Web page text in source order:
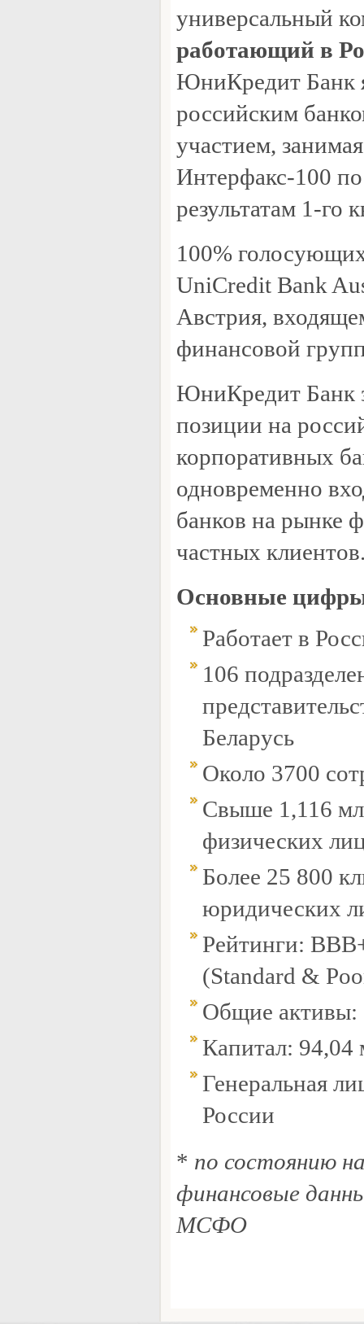
универсальный
работающий в
ЮниКредит Банк
российским
участием,
Интерфакс-100
результатам 1-го
100%
UniCredit Bank
Австрия,
финансовой
ЮниКредит Банк
позиции на
корпоративных
одновременно
банков на рынке
частных
Основные
Работает в
106
Беларусь
Около 3700
Свыше 1,116
физических
Более 25 800
юридических
Рейтинги:
(Standard &
Общие активы:
Капитал: 94,04
Генеральная
России
* по состоянию
финансовые
МСФО